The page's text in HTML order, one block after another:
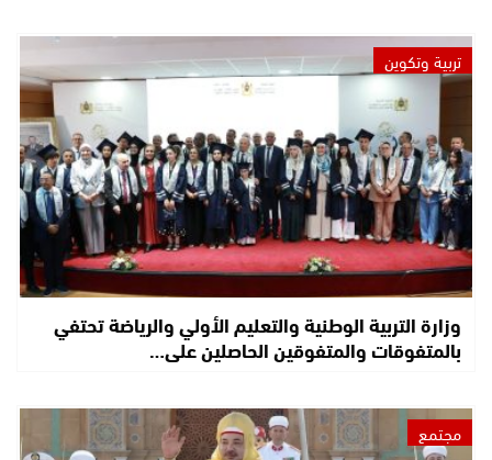
تربية وتكوين
وزارة التربية الوطنية والتعليم الأولي والرياضة تحتفي
بالمتفوقات والمتفوقين الحاصلين على…
مجتمع